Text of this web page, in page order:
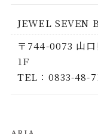
JEWEL SEVEN
〒744-0073 山
1F
TEL：0833-48-